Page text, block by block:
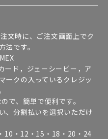
文時に、ご注文画面上でク
法です。
ード，ジェーシービー，ア
ークの入っているクレジッ
で、簡単で便利です。
、分割払いを選択いただけ
10・12・15・18・20・24